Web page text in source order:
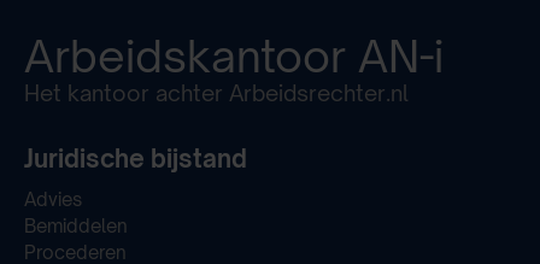
Arbeidskantoor AN-i
Het kantoor achter Arbeidsrechter.nl
Juridische bijstand
Advies
Bemiddelen
Procederen